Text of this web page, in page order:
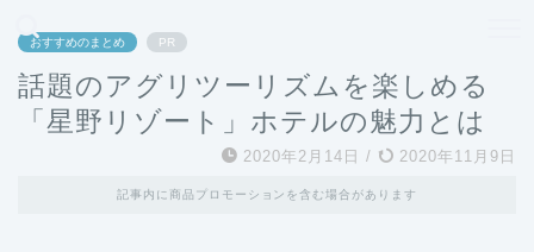
おすすめのまとめ PR
話題のアグリツーリズムを楽しめる
「星野リゾート」ホテルの魅力とは
2020年2月14日 / 2020年11月9日
記事内に商品プロモーションを含む場合があります